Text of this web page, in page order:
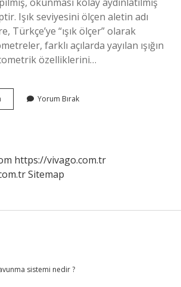
Işık seviyesini ölçen aletin adı
Türkçe’ye “ışık ölçer” olarak
farklı açılarda yayılan ışığın
özelliklerini…
Miktarını
Yorum Bırak
https://vivago.com.tr
Sitemap
sistemi nedir ?